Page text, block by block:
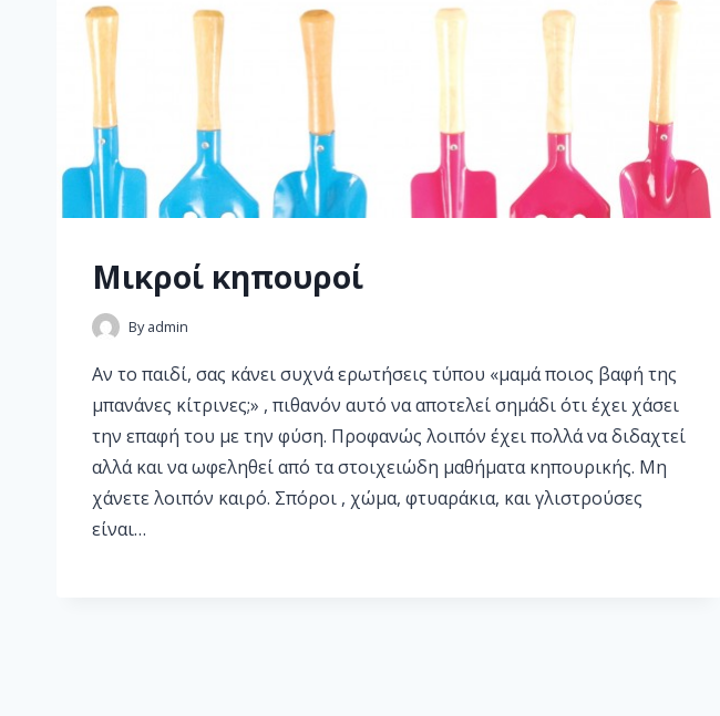
Μικροί κηπουροί
By admin
Αν το παιδί, σας κάνει συχνά ερωτήσεις τύπου «μαμά ποιος βαφή της
μπανάνες κίτρινες;» , πιθανόν αυτό να αποτελεί σημάδι ότι έχει χάσει
την επαφή του με την φύση. Προφανώς λοιπόν έχει πολλά να διδαχτεί
αλλά και να ωφεληθεί από τα στοιχειώδη μαθήματα κηπουρικής. Μη
χάνετε λοιπόν καιρό. Σπόροι , χώμα, φτυαράκια, και γλιστρούσες
είναι…